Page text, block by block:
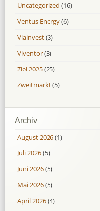
Uncategorized (16)
Ventus Energy(6)
Viainvest(3)
Viventor(3)
Ziel 2025(25)
Zweitmarkt(5)
Archiv
August 2026(1)
Juli 2026(5)
Juni 2026(5)
Mai 2026(5)
April 2026(4)